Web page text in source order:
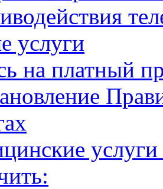
услуги
на платный